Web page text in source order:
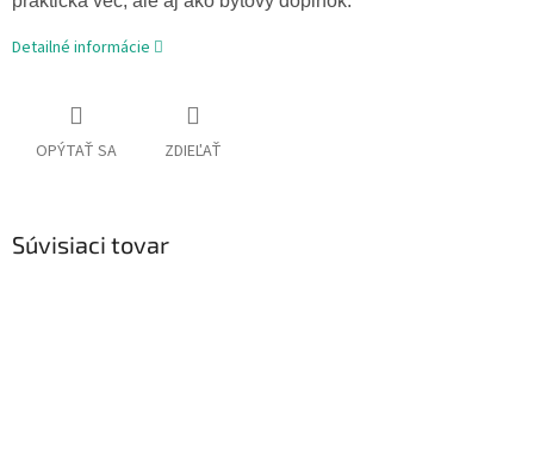
Detailné informácie
OPÝTAŤ SA ZDIEĽAŤ
Súvisiaci tovar